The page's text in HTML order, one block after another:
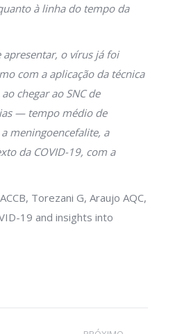
à linha do tempo da
o vírus já foi
com a aplicação da técnica
chegar ao SNC de
— tempo médio de
meningoencefalite, a
da COVID-19, com a
Torezani G, Araujo AQC,
19 and insights into